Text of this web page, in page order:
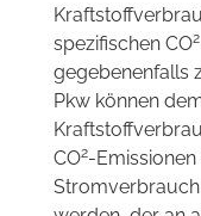
spezifischen CO2
gegebenenfalls
Pkw können
CO2-